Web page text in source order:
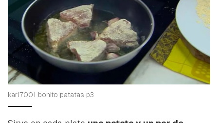
karl7001 bonito patatas p3